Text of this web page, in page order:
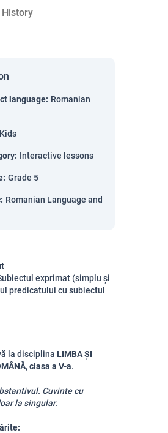
History
language: Romanian
Kids
: Interactive lessons
: Grade 5
: Romanian Language and
exprimat (simplu și
predicatului cu subiectul
la disciplina LIMBA ȘI
clasa a V-a.
Cuvinte cu
la singular.